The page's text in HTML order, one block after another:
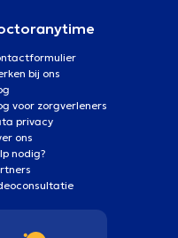
bij ons
voor zorgverleners
privacy
ons
nodig?